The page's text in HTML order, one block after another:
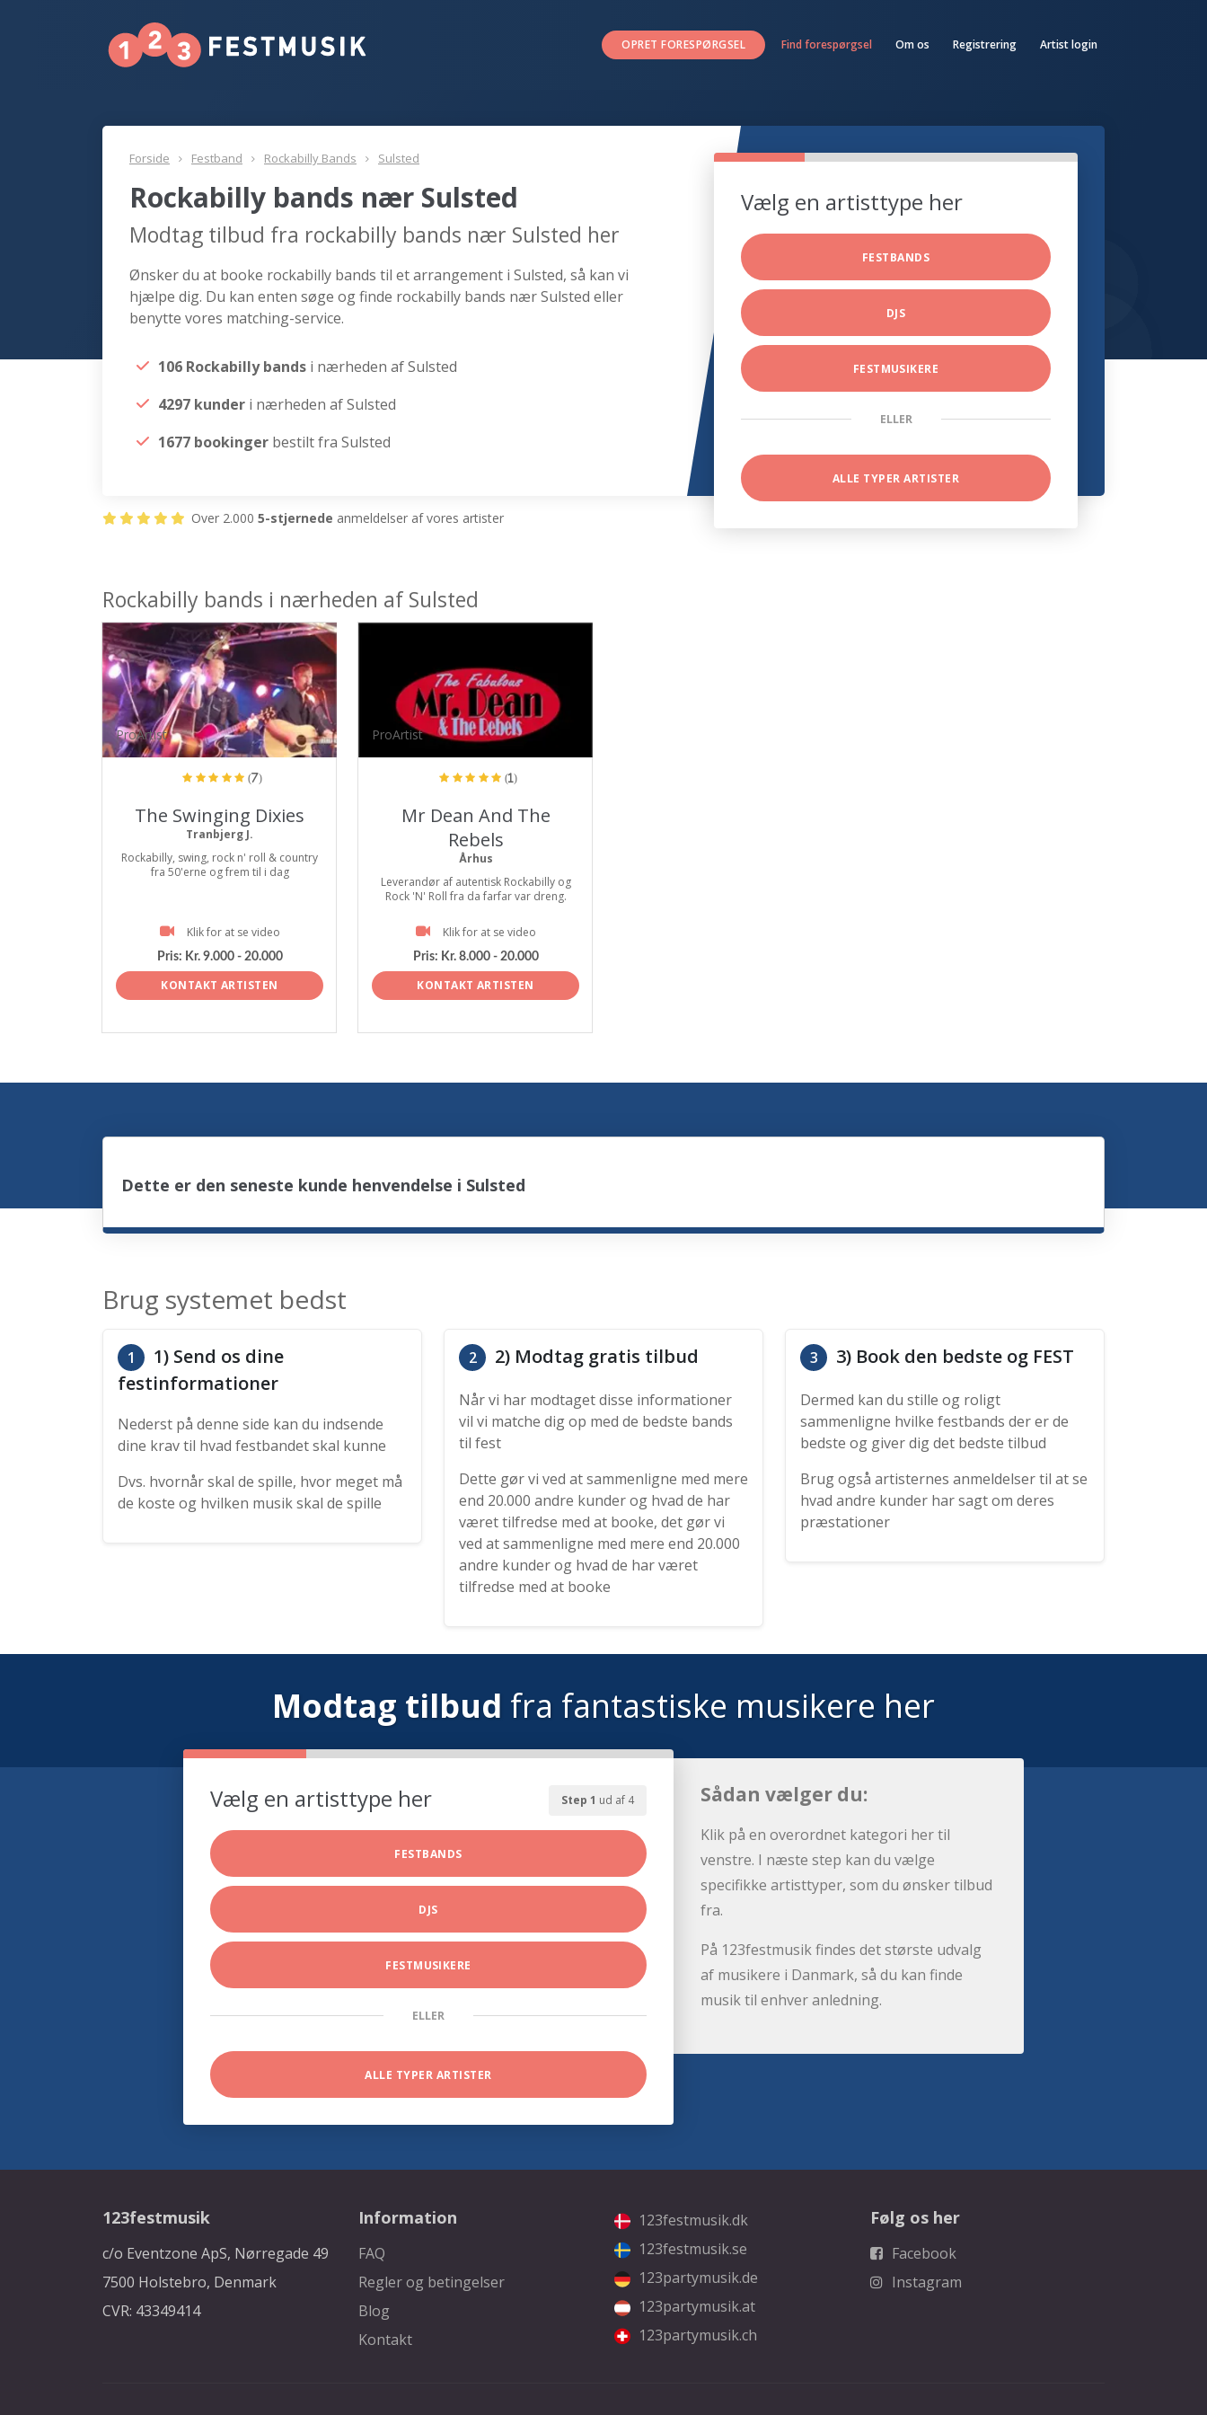
OPRET FORESPØRGSEL Find forespørgsel Om os Registrering Artist login
Forside Festband Rockabilly Bands Sulsted
Rockabilly bands nær Sulsted
Modtag tilbud fra rockabilly bands nær Sulsted her
Ønsker du at booke rockabilly bands til et arrangement i Sulsted, så kan vi
hjælpe dig. Du kan enten søge og finde rockabilly bands nær Sulsted eller
benytte vores matching-service.
106 Rockabilly bands i nærheden af Sulsted
4297 kunder i nærheden af Sulsted
1677 bookinger bestilt fra Sulsted
Vælg en artisttype her
FESTBANDS
DJS
FESTMUSIKERE
ELLER
ALLE TYPER ARTISTER
Over 2.000 5-stjernede anmeldelser af vores artister
Rockabilly bands i nærheden af Sulsted
ProArtist
(7)
The Swinging Dixies
Tranbjerg J.
Rockabilly, swing, rock n' roll & country
fra 50'erne og frem til i dag
Klik for at se video
Pris: Kr. 9.000 - 20.000
KONTAKT ARTISTEN
ProArtist
(1)
Mr Dean And The
Rebels
Århus
Leverandør af autentisk Rockabilly og
Rock 'N' Roll fra da farfar var dreng.
Klik for at se video
Pris: Kr. 8.000 - 20.000
KONTAKT ARTISTEN
Dette er den seneste kunde henvendelse i Sulsted
Brug systemet bedst
1
1) Send os dine
festinformationer
Nederst på denne side kan du indsende
dine krav til hvad festbandet skal kunne
Dvs. hvornår skal de spille, hvor meget må
de koste og hvilken musik skal de spille
2 2) Modtag gratis tilbud
Når vi har modtaget disse informationer
vil vi matche dig op med de bedste bands
til fest
Dette gør vi ved at sammenligne med mere
end 20.000 andre kunder og hvad de har
været tilfredse med at booke, det gør vi
ved at sammenligne med mere end 20.000
andre kunder og hvad de har været
tilfredse med at booke
3 3) Book den bedste og FEST
Dermed kan du stille og roligt
sammenligne hvilke festbands der er de
bedste og giver dig det bedste tilbud
Brug også artisternes anmeldelser til at se
hvad andre kunder har sagt om deres
præstationer
Modtag tilbud fra fantastiske musikere her
Step 1 ud af 4
Vælg en artisttype her
FESTBANDS
DJS
FESTMUSIKERE
ELLER
ALLE TYPER ARTISTER
Sådan vælger du:
Klik på en overordnet kategori her til
venstre. I næste step kan du vælge
specifikke artisttyper, som du ønsker tilbud
fra.
På 123festmusik findes det største udvalg
af musikere i Danmark, så du kan finde
musik til enhver anledning.
123festmusik
c/o Eventzone ApS, Nørregade 49
7500 Holstebro, Denmark
CVR: 43349414
Information
FAQ
Regler og betingelser
Blog
Kontakt
123festmusik.dk
123festmusik.se
123partymusik.de
123partymusik.at
123partymusik.ch
Følg os her
Facebook
Instagram